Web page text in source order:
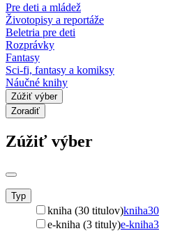
Pre deti a mládež
Životopisy a reportáže
Beletria pre deti
Rozprávky
Fantasy
Sci-fi, fantasy a komiksy
Náučné knihy
Zúžiť výber
Zoradiť
Zúžiť výber
Typ
kniha (30 titulov)kniha30
e-kniha (3 tituly)e-kniha3